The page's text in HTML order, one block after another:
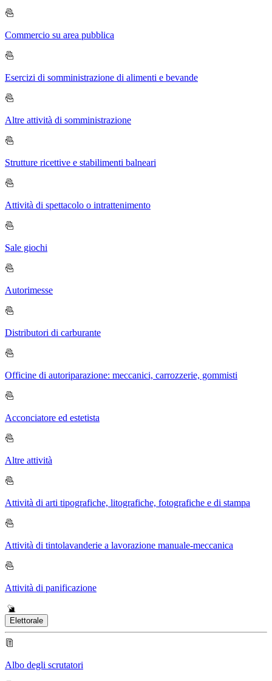
Commercio su area pubblica
Esercizi di somministrazione di alimenti e bevande
Altre attività di somministrazione
Strutture ricettive e stabilimenti balneari
Attività di spettacolo o intrattenimento
Sale giochi
Autorimesse
Distributori di carburante
Officine di autoriparazione: meccanici, carrozzerie, gommisti
Acconciatore ed estetista
Altre attività
Attività di arti tipografiche, litografiche, fotografiche e di stampa
Attività di tintolavanderie a lavorazione manuale-meccanica
Attività di panificazione
Elettorale
Albo degli scrutatori